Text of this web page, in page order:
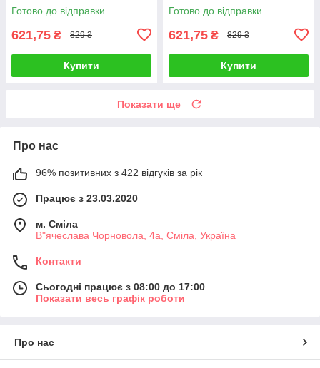
Готово до відправки
621,75 ₴ 829 ₴
Купити
Готово до відправки
621,75 ₴ 829 ₴
Купити
Показати ще
Про нас
96% позитивних з 422 відгуків за рік
Працює з 23.03.2020
м. Сміла
В"ячеслава Чорновола, 4а, Сміла, Україна
Контакти
Сьогодні працює з 08:00 до 17:00
Показати весь графік роботи
Про нас